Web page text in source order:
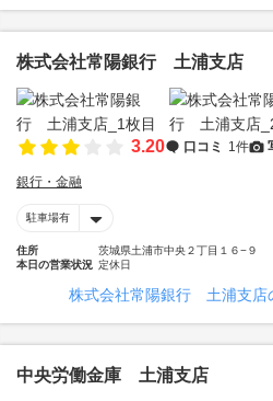
株式会社常陽銀行 土浦支店
3.20 口コミ 1件
銀行・金融
駐車場有
住所
茨城県土浦市中央２丁目１６−９
本日の営業状況 定休日
株式会社常陽銀行 土浦支店
中央労働金庫 土浦支店